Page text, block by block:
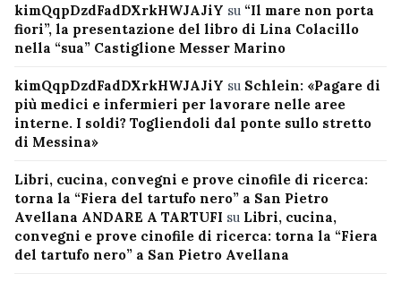
kimQqpDzdFadDXrkHWJAJiY su “Il mare non porta
fiori”, la presentazione del libro di Lina Colacillo
nella “sua” Castiglione Messer Marino
kimQqpDzdFadDXrkHWJAJiY su Schlein: «Pagare di
più medici e infermieri per lavorare nelle aree
interne. I soldi? Togliendoli dal ponte sullo stretto
di Messina»
Libri, cucina, convegni e prove cinofile di ricerca:
torna la “Fiera del tartufo nero” a San Pietro
Avellana ANDARE A TARTUFI su Libri, cucina,
convegni e prove cinofile di ricerca: torna la “Fiera
del tartufo nero” a San Pietro Avellana